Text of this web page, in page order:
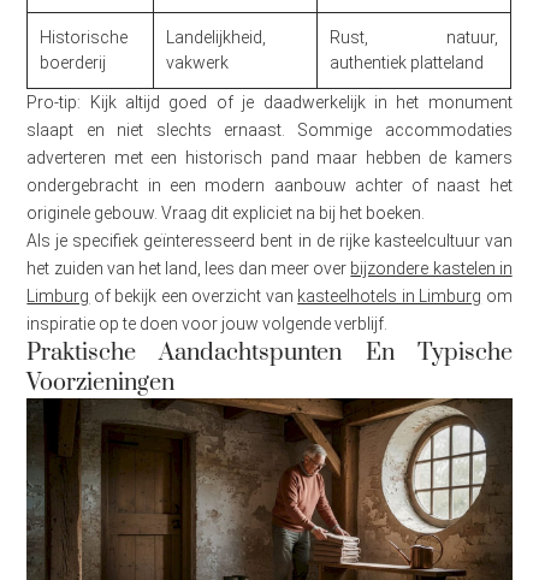
Historische
boerderij
Landelijkheid,
vakwerk
Rust, natuur,
authentiek platteland
Pro-tip: Kijk altijd goed of je daadwerkelijk in het monument
slaapt en niet slechts ernaast. Sommige accommodaties
adverteren met een historisch pand maar hebben de kamers
ondergebracht in een modern aanbouw achter of naast het
originele gebouw. Vraag dit expliciet na bij het boeken.
Als je specifiek geïnteresseerd bent in de rijke kasteelcultuur van
het zuiden van het land, lees dan meer over bijzondere kastelen in
Limburg of bekijk een overzicht van kasteelhotels in Limburg om
inspiratie op te doen voor jouw volgende verblijf.
Praktische Aandachtspunten En Typische
Voorzieningen